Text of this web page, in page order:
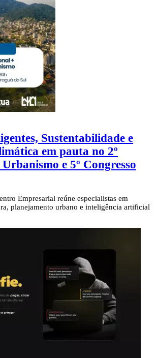
Sustentabilidade e
em pauta no 2º
e 5º Congresso
Empresarial reúne especialistas em
planejamento urbano e inteligência artificial